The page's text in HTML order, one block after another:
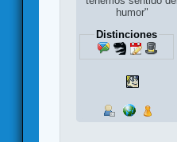
humor"
Distinciones